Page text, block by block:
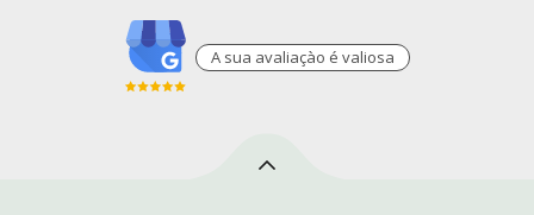
A sua avaliaçào é valiosa